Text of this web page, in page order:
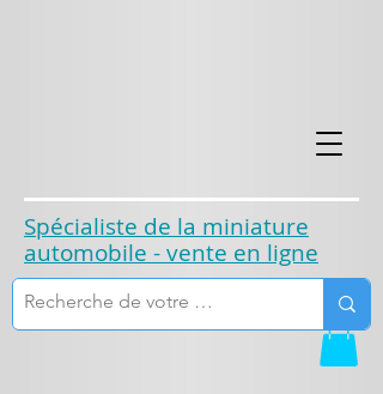
​Spécialiste de la miniature
automobile - vente en ligne